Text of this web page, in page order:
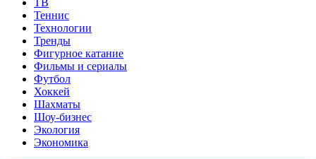
Теннис
Технологии
Тренды
Фигурное катание
Фильмы и сериалы
Футбол
Хоккей
Шахматы
Шоу-бизнес
Экология
Экономика